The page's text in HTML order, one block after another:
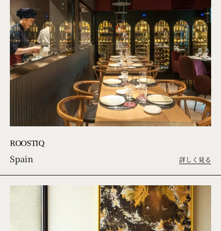
ROOSTIQ
Spain 詳しく見る